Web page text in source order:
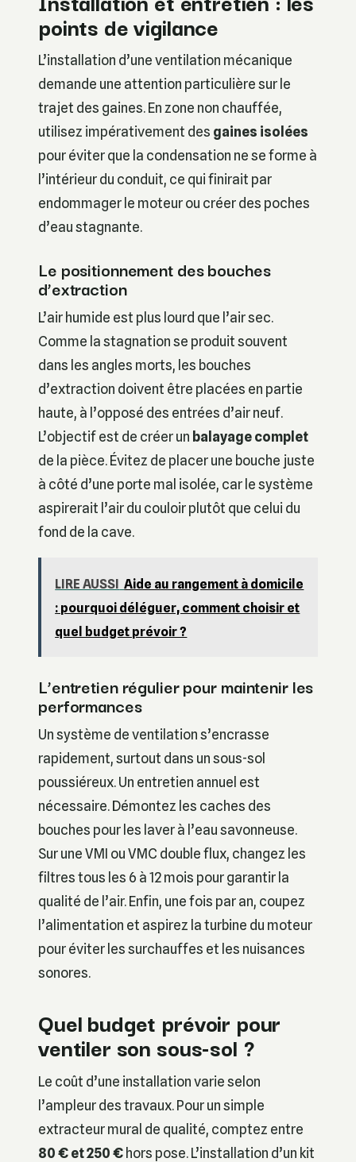
points de vigilance
L’installation d’une ventilation mécanique
demande une attention particulière sur le
trajet des gaines. En zone non chauffée,
utilisez impérativement des gaines isolées
pour éviter que la condensation ne se forme à
l’intérieur du conduit, ce qui finirait par
endommager le moteur ou créer des poches
d’eau stagnante.
Le positionnement des bouches
d’extraction
L’air humide est plus lourd que l’air sec.
Comme la stagnation se produit souvent
dans les angles morts, les bouches
d’extraction doivent être placées en partie
haute, à l’opposé des entrées d’air neuf.
L’objectif est de créer un balayage complet
de la pièce. Évitez de placer une bouche juste
à côté d’une porte mal isolée, car le système
aspirerait l’air du couloir plutôt que celui du
fond de la cave.
LIRE AUSSI Aide au rangement à domicile
: pourquoi déléguer, comment choisir et
quel budget prévoir ?
L’entretien régulier pour maintenir les
performances
Un système de ventilation s’encrasse
rapidement, surtout dans un sous-sol
poussiéreux. Un entretien annuel est
nécessaire. Démontez les caches des
bouches pour les laver à l’eau savonneuse.
Sur une VMI ou VMC double flux, changez les
filtres tous les 6 à 12 mois pour garantir la
qualité de l’air. Enfin, une fois par an, coupez
l’alimentation et aspirez la turbine du moteur
pour éviter les surchauffes et les nuisances
sonores.
Quel budget prévoir pour
ventiler son sous-sol ?
Le coût d’une installation varie selon
l’ampleur des travaux. Pour un simple
extracteur mural de qualité, comptez entre
80 € et 250 €hors pose. L’installation d’un kit